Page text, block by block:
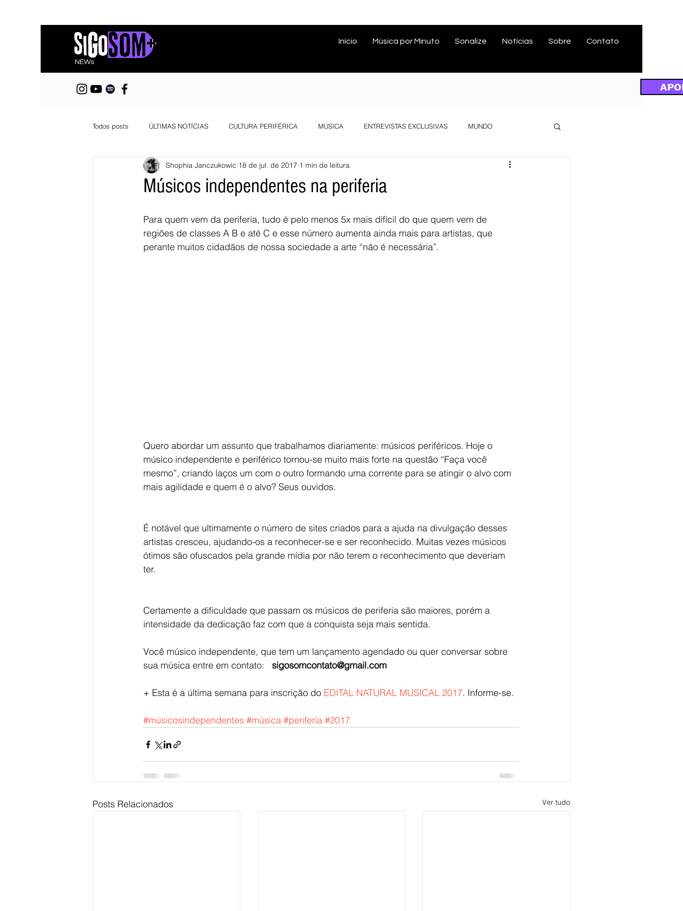
NEWs
Início Música por Minuto Sonalize Notícias Sobre Contato
Todos posts ÚLTIMAS NOTÍCIAS CULTURA PERIFÉRICA MÚSICA ENTREVISTAS EXCLUSIVAS MUNDO
Músicos independentes na periferia
Shophia Janczukowic 18 de jul. de 2017 1 min de leitura
Para quem vem da periferia, tudo é pelo menos 5x mais difícil do que quem vem de
regiões de classes A B e até C e esse número aumenta ainda mais para artistas, que
perante muitos cidadãos de nossa sociedade a arte “não é necessária”.
Quero abordar um assunto que trabalhamos diariamente: músicos periféricos. Hoje o
músico independente e periférico tornou-se muito mais forte na questão “Faça você
mesmo”, criando laços um com o outro formando uma corrente para se atingir o alvo com
mais agilidade e quem é o alvo? Seus ouvidos.
É notável que ultimamente o número de sites criados para a ajuda na divulgação desses
artistas cresceu, ajudando-os a reconhecer-se e ser reconhecido. Muitas vezes músicos
ótimos são ofuscados pela grande mídia por não terem o reconhecimento que deveriam
ter.
Certamente a dificuldade que passam os músicos de periferia são maiores, porém a
intensidade da dedicação faz com que a conquista seja mais sentida.
Você músico independente, que tem um lançamento agendado ou quer conversar sobre
sua música entre em contato: sigosomcontato@gmail.com
+ Esta é a última semana para inscrição do EDITAL NATURAL MUSICAL 2017. Informe-se.
#músicosindependentes #música #periferia #2017
Posts Relacionados Ver tudo